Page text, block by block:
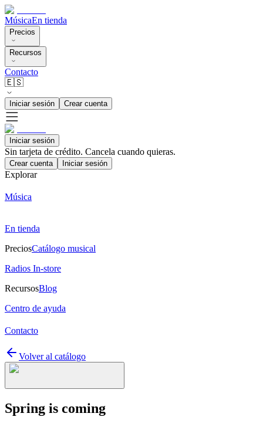
MúsicaEn tienda
Precios
Recursos
Contacto
🇪🇸
Iniciar sesión Crear cuenta
Iniciar sesión
Sin tarjeta de crédito. Cancela cuando quieras.
Crear cuenta Iniciar sesión
Explorar
Música
En tienda
PreciosCatálogo musical
Radios In-store
RecursosBlog
Centro de ayuda
Contacto
Volver al catálogo
Spring is coming